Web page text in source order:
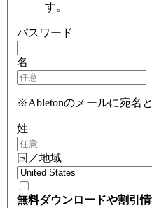
す。
パスワード
名
※Abletonのメールに宛名
姓
国／地域
無料ダウンロードや割引